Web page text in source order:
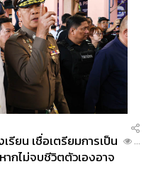
ยใต้ในปัจจุบันจึงได้แก่
ในการต่อสู้กับปัญหา
งเศรษฐกิจ ความ
ารผ่อนชำระหนี้ระหว่าง
รียน เชื่อเตรียมการเป็น
กไม่จบชีวิตตัวเองอาจ
...